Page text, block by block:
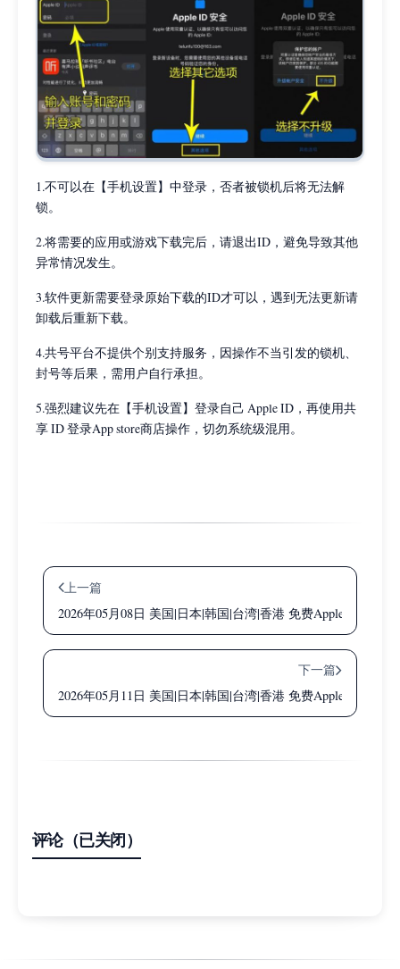
1.不可以在【手机设置】中登录，否者被锁机后将无法解
锁。
2.将需要的应用或游戏下载完后，请退出ID，避免导致其他
异常情况发生。
3.软件更新需要登录原始下载的ID才可以，遇到无法更新请
卸载后重新下载。
4.共号平台不提供个别支持服务，因操作不当引发的锁机、
封号等后果，需用户自行承担。
5.强烈建议先在【手机设置】登录自己 Apple ID，再使用共
享 ID 登录App store商店操作，切勿系统级混用。
上一篇
2026年05月08日 美国|日本|韩国|台湾|香港 免费Apple ID共享
下一篇
2026年05月11日 美国|日本|韩国|台湾|香港 免费Apple ID共享
评论（已关闭）